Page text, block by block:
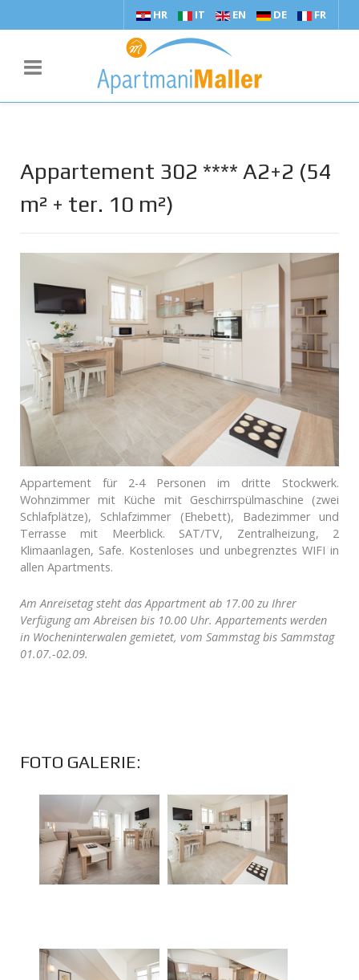
HR IT EN DE FR
Appartement 302 **** A2+2 (54
m² + ter. 10 m²)
Appartement für 2-4 Personen im dritte Stockwerk.
Wohnzimmer mit Küche mit Geschirrspülmaschine (zwei
Schlafplätze), Schlafzimmer (Ehebett), Badezimmer und
Terrasse mit Meerblick. SAT/TV, Zentralheizung, 2
Klimaanlagen, Safe. Kostenloses und unbegrenztes WIFI in
allen Apartments.
Am Anreisetag steht das Appartment ab 17.00 zu Ihrer
Verfügung am Abreisen bis 10.00 Uhr. Appartements werden
in Wocheninterwalen gemietet, vom Sammstag bis Sammstag
01.07.-02.09.
FOTO GALERIE: